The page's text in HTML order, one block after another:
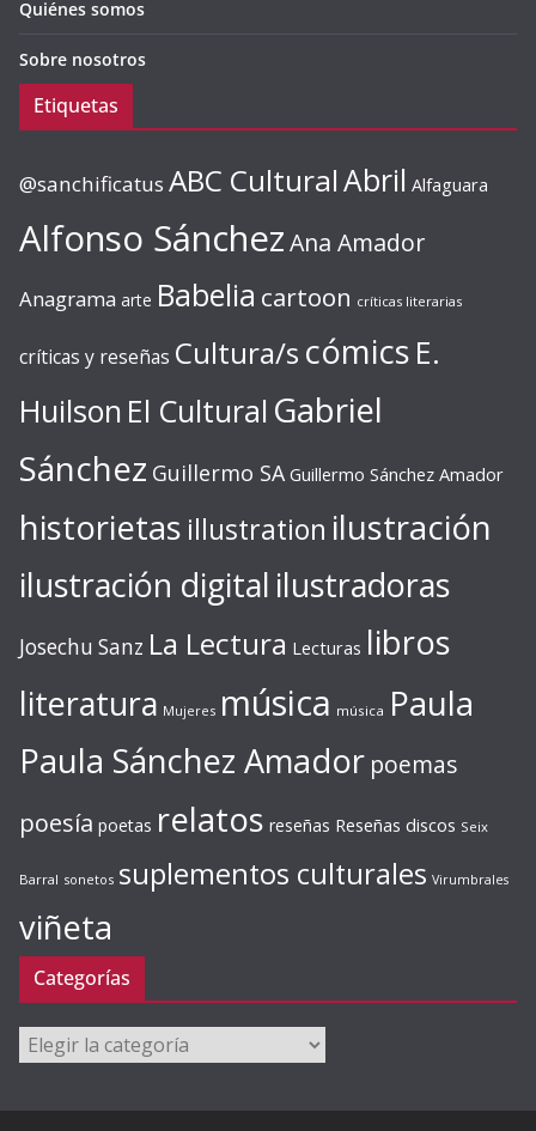
Quiénes somos
Sobre nosotros
Etiquetas
@sanchificatus ABC CulturalAbril Alfaguara
Alfonso SánchezAna Amador
Anagrama arte Babelia cartoon críticas literarias
críticas y reseñas Cultura/s cómics E.
Huilson El Cultural Gabriel
Sánchez Guillermo SA Guillermo Sánchez Amador
historietas illustration ilustración
ilustración digital ilustradoras
Josechu Sanz La Lectura Lecturas libros
literatura Mujeres música música Paula
Paula Sánchez Amador poemas
poesía poetas relatos reseñas Reseñas discos Seix
Barral sonetos suplementos culturales Virumbrales
viñeta
Categorías
Categorías